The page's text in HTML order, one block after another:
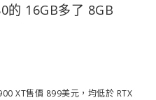
的 16GB多了 8GB
XT售價 899美元，均低於 RTX